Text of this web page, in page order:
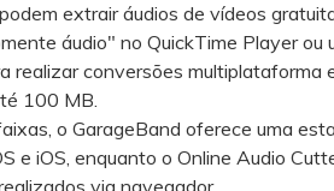
extrair áudios de vídeos
áudio" no QuickTime Player ou
realizar conversões multiplataforma
100 MB.
o GarageBand oferece uma
e iOS, enquanto o Online Audio
via navegador.